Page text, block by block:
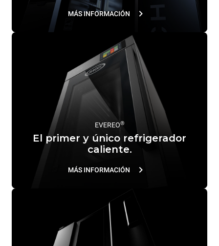
MÁS INFORMACIÓN
EVEREO®
El primer y único refrigerador
caliente.
MÁS INFORMACIÓN